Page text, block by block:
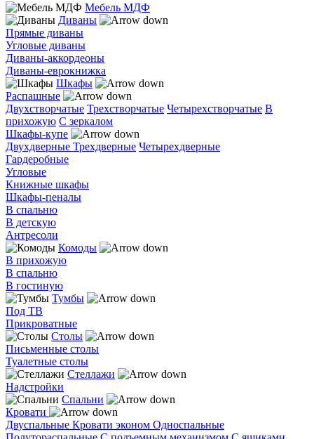
Мебель МДФ
Диваны
Прямые диваны
Угловые диваны
Диваны-аккордеоны
Диваны-еврокнижка
Шкафы
Распашные
Двухстворчатые Трехстворчатые Четырехстворчатые В
прихожую С зеркалом
Шкафы-купе
Двухдверные Трехдверные Четырехдверные
Гардеробные
Угловые
Книжные шкафы
Шкафы-пеналы
В спальню
В детскую
Антресоли
Комоды
В прихожую
В спальню
В гостиную
Тумбы
Под ТВ
Прикроватные
Столы
Письменные столы
Туалетные столы
Стеллажи
Надстройки
Спальни
Кровати
Двуспальные Кровати эконом Односпальные